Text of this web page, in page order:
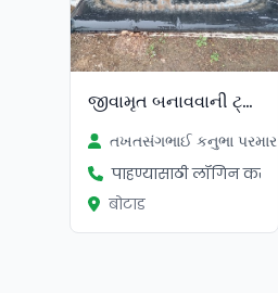
જીવામૃત બનાવવાની ટ્યુબ
તખતસંગભાઈ કનુભા પરમાર
पाहण्यासाठी लॉगिन करा
बोटाड